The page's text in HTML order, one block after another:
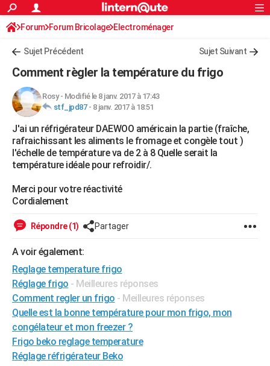
ACTUALITÉS
Politique
Société
Faits Divers
Education
Monde
Villes
+
FINANCE
Retraite
Impôts
Epargne
Immobilier
Risques naturels par ville
Banque
Assurance
Crédit
AUTO
Essais
Réserver un essai
Citadines
Berlines
SUV
Forum auto
+HIGH-TECH
Mobiles
Meilleur smartphone
Internet
Ordinateurs
Jeux vidéo
Guide high-tech
+BRICOLAGE
Forum
Aménagement intérieur
Extérieur
Cuisine
Salle de bains
Jardinage
Rangement
WEEK-END
Art de vivre
Bien-être
Loisirs
Mode
Modes de vie
Alimentation
Guide de la santé
Maladies
Médicaments
Sommeil
Destinations
City break
Voyage nature
Voyage de noces
Forum
Climat
+PHOTO
GUIDES D'ACHAT
BONS PLANS
CARTE DE VOEUX
S'inscrire
Connexion
Forum Forum Bricolage Electroménager
Sujet Précédent Sujet Suivant
Comment règler la température du frigo
Rosy- Modifié le 8 janv. 2017 à 17:43
stf_jpd87- 8 janv. 2017 à 18:51
J'ai un réfrigérateur DAEWOO américain la partie (fraîche,
rafraichissant les aliments le fromage et congèle tout )
l'échelle de température va de 2 à 8 Quelle serait la
température idéale pour refroidir/.
Merci pour votre réactivité
Cordialement
Répondre (1) Partager
A voir également:
Reglage temperature frigo
Réglage frigo - Meilleures réponses
Comment regler un frigo - Meilleures réponses
Quelle est la bonne température pour mon frigo, mon
congélateur et mon freezer ?
Frigo beko reglage temperature
Réglage réfrigérateur Beko